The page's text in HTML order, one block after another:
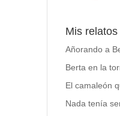
Mis relatos
Añorando a
Berta en la
El camaleón
Nada tenía